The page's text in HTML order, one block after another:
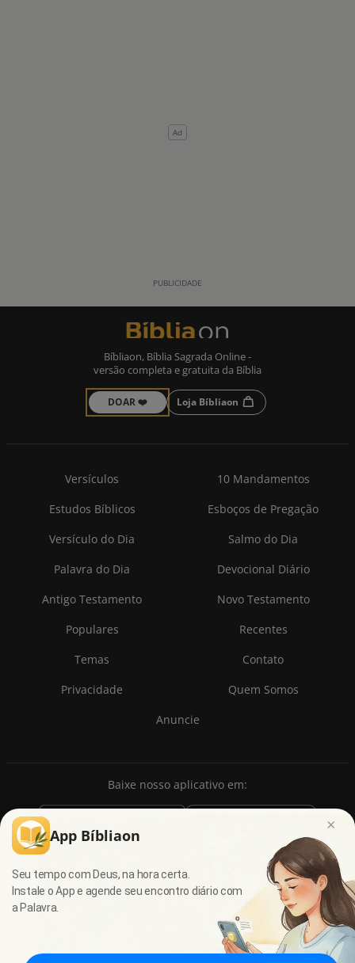
Bíbliaon, Bíblia Sagrada Online -
versão completa e gratuita da Bíblia
DOAR ❤️ Loja Bíbliaon
Versículos
10 Mandamentos
Estudos Bíblicos
Esboços de Pregação
Versículo do Dia
Salmo do Dia
Palavra do Dia
Devocional Diário
Antigo Testamento
Novo Testamento
Populares
Recentes
Temas
Contato
Privacidade
Quem Somos
Anuncie
Baixe nosso aplicativo em:
×
App Bíbliaon
Seu tempo com Deus, na hora certa.
Instale o App e agende seu encontro diário com
a Palavra.